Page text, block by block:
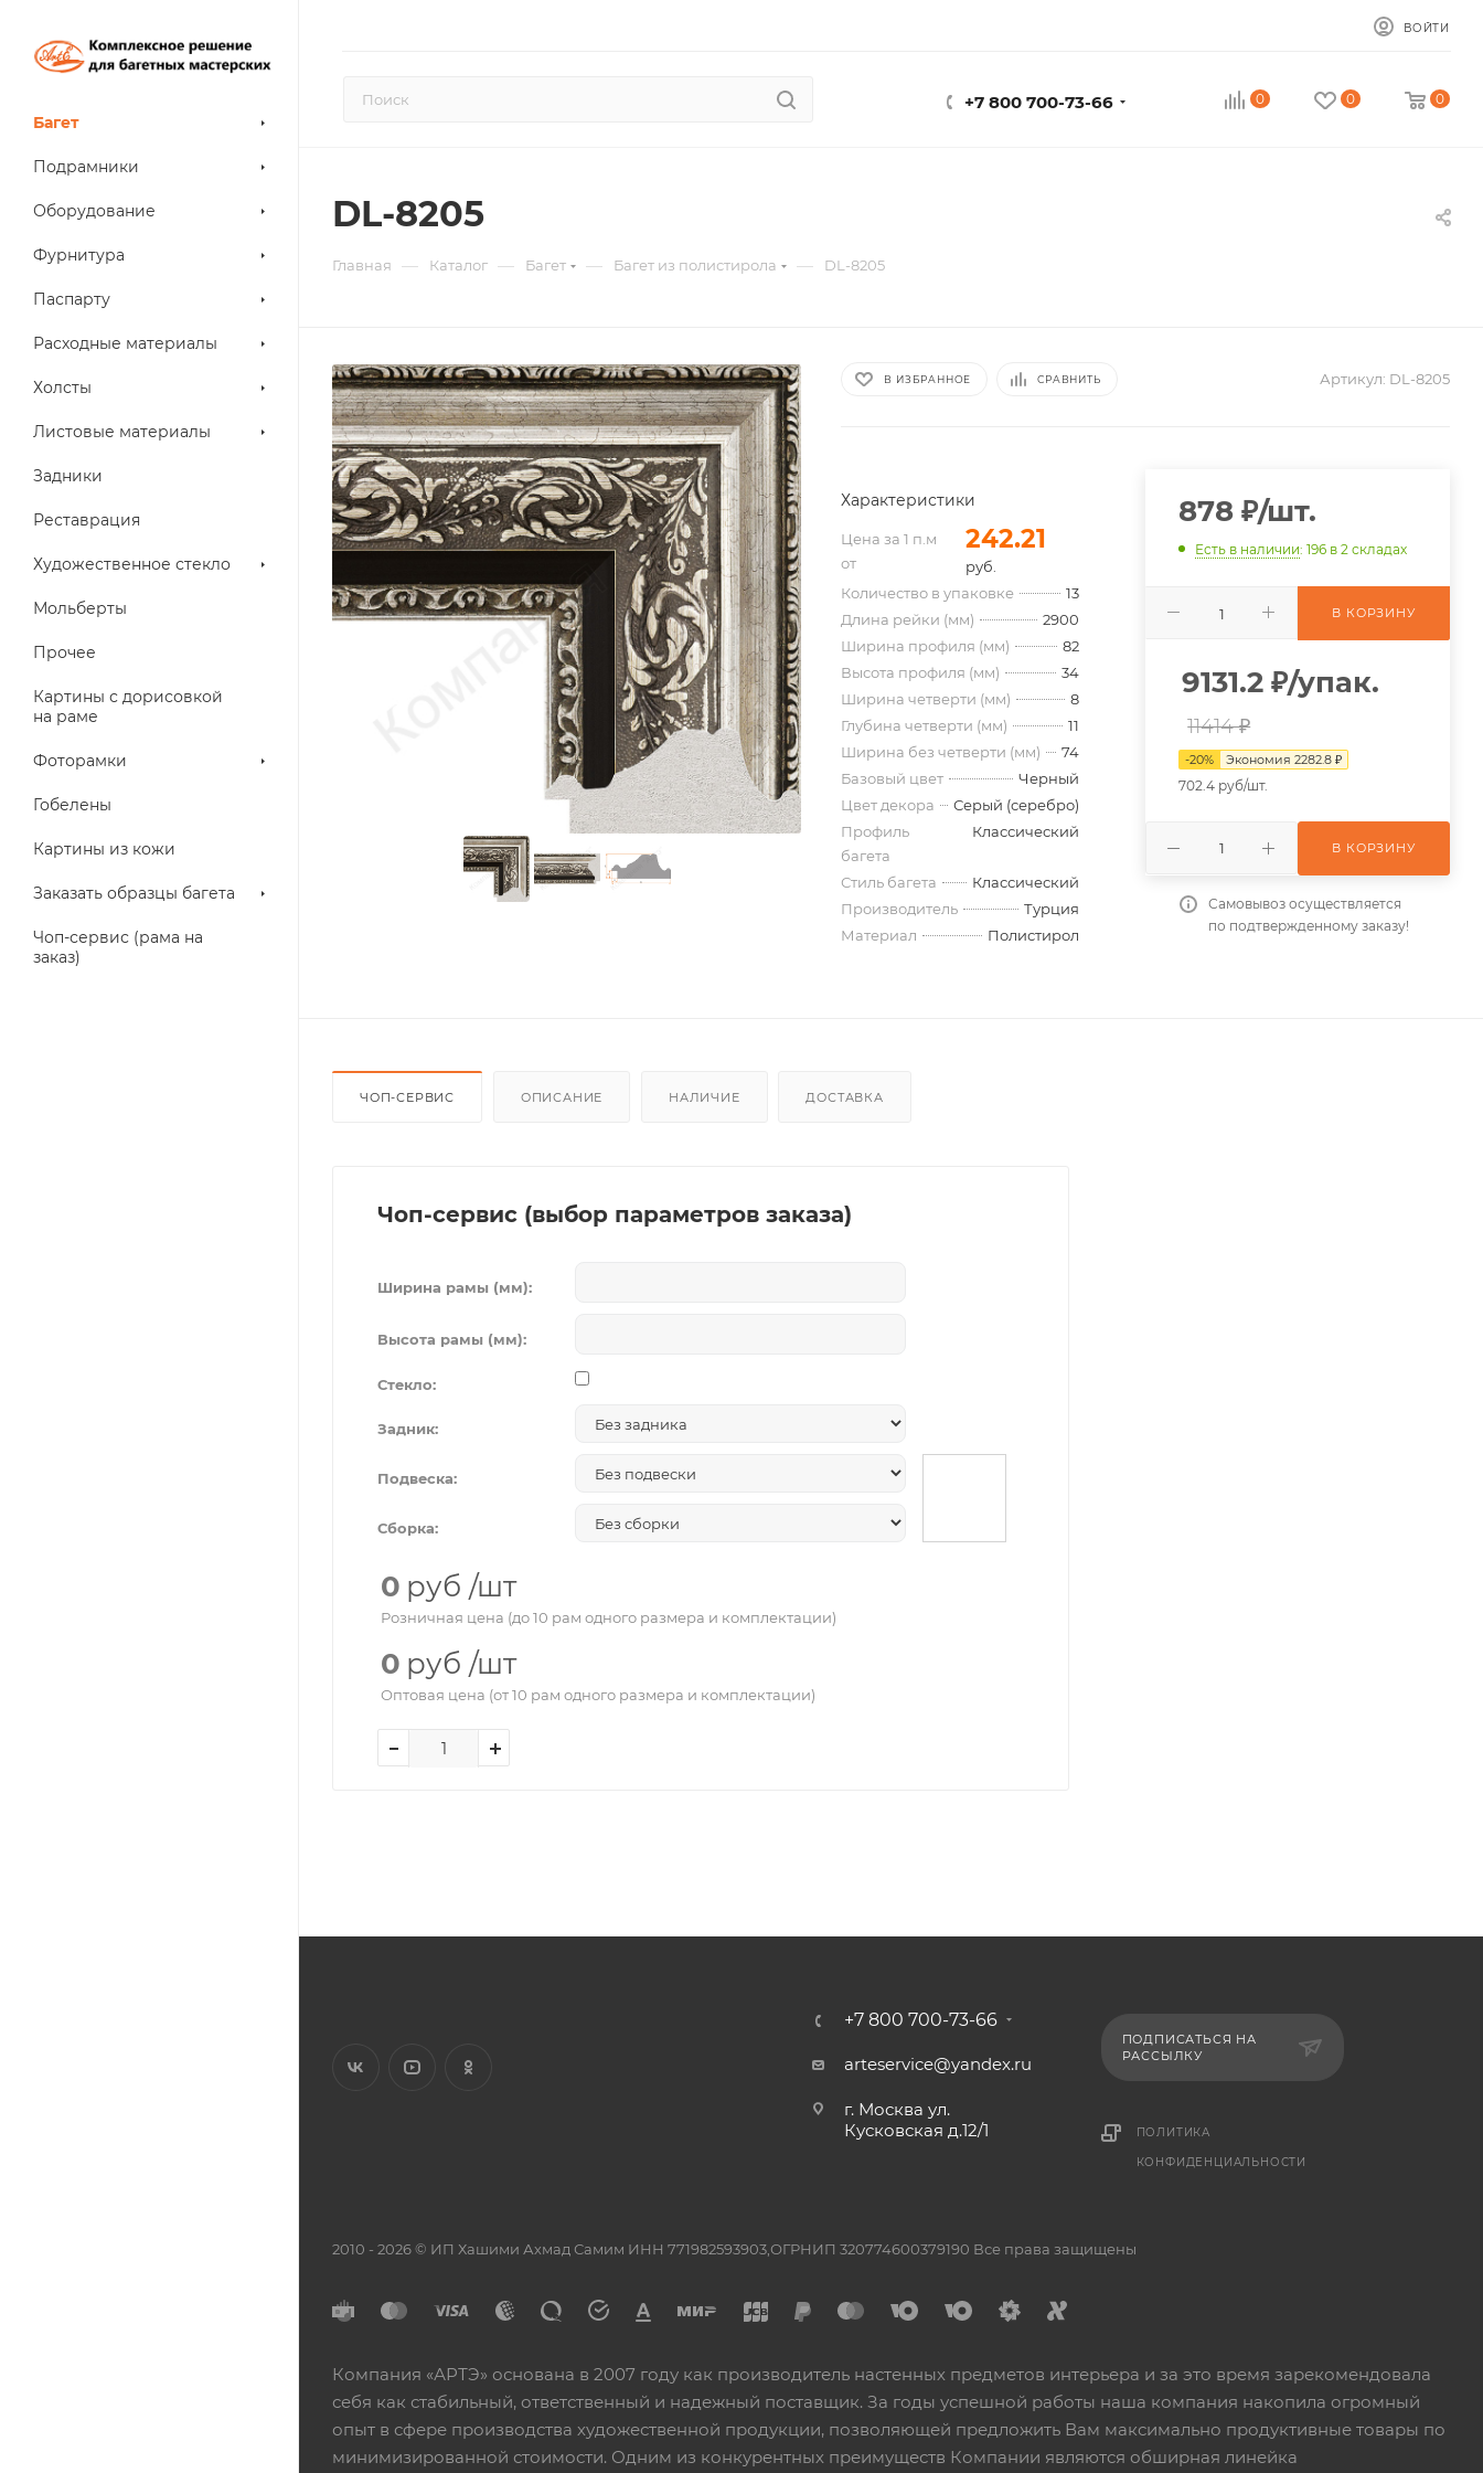
ВОЙТИ
+7 800 700-73-66 0 0 0
Багет
Подрамники
Оборудование
Фурнитура
Паспарту
Расходные материалы
Холсты
Листовые материалы
Задники
Реставрация
Художественное стекло
Мольберты
Прочее
Картины с дорисовкой
на раме
Фоторамки
Гобелены
Картины из кожи
Заказать образцы багета
Чоп-сервис (рама на
заказ)
DL-8205
Главная — Каталог — Багет — Багет из полистирола — DL-8205
В ИЗБРАННОЕ СРАВНИТЬ Артикул: DL-8205
Характеристики
Цена за 1 п.м
от
242.21
руб.
Количество в упаковке
13
Длина рейки (мм)
2900
Ширина профиля (мм)
82
Высота профиля (мм)
34
Ширина четверти (мм)
8
Глубина четверти (мм)
11
Ширина без четверти (мм)
74
Базовый цвет
Черный
Цвет декора
Серый (серебро)
Профиль
багета
Классический
Стиль багета
Классический
Производитель
Турция
Материал
Полистирол
878 ₽/шт.
Есть в наличии: 196 в 2 складах
В КОРЗИНУ
9131.2 ₽/упак.
11414 ₽
-20% Экономия2282.8 ₽
702.4 руб/шт.
В КОРЗИНУ
Самовывоз осуществляется
по подтвержденному заказу!
ЧОП-СЕРВИС ОПИСАНИЕ НАЛИЧИЕ ДОСТАВКА
Чоп-сервис (выбор параметров заказа)
Ширина рамы (мм):
Высота рамы (мм):
Стекло:
Задник:
Подвеска:
Сборка:
0 руб /шт
Розничная цена (до 10 рам одного размера и комплектации)
0 руб /шт
Оптовая цена (от 10 рам одного размера и комплектации)
+7 800 700-73-66
arteservice@yandex.ru
г. Москва ул.
Кусковская д.12/1
ПОДПИСАТЬСЯ НА
РАССЫЛКУ
ПОЛИТИКА
КОНФИДЕНЦИАЛЬНОСТИ
2010 - 2026 © ИП Хашими Ахмад Самим ИНН 771982593903,ОГРНИП 320774600379190 Все права защищены
Компания «АРТЭ» основана в 2007 году как производитель настенных предметов интерьера и за это время зарекомендовала
себя как стабильный, ответственный и надежный поставщик. За годы успешной работы наша компания накопила огромный
опыт в сфере производства художественной продукции, позволяющей предложить Вам максимально продуктивные товары по
минимизированной стоимости. Одним из конкурентных преимуществ Компании являются обширная линейка